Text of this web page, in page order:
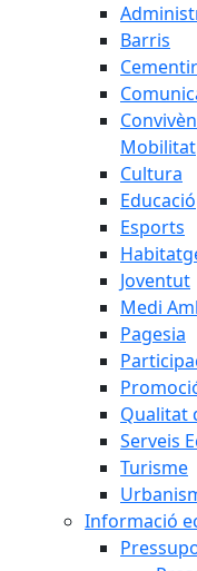
Barris
Mobilitat
Cultura
Educació
Esports
Joventut
Medi
Pagesia
Qualitat
Serveis
Turisme
Informació